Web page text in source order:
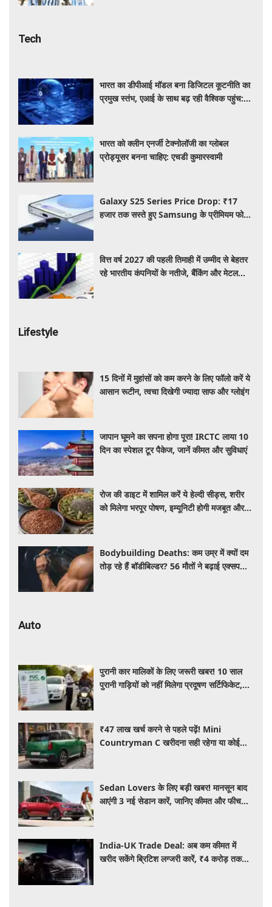
Tech
भारत का डीपीआई मॉडल बना डिजिटल कूटनीति का
प्रमुख स्तंभ, एआई के साथ बढ़ रही वैश्विक पहुंच:
भारत को क्लीन एनर्जी टेक्नोलॉजी का ग्लोबल
प्रोड्यूसर बनना चाहिए: एचडी कुमारस्वामी
Galaxy S25 Series Price Drop: ₹17
हजार तक सस्ते हुए Samsung के प्रीमियम फोन,
वित्त वर्ष 2027 की पहली तिमाही में उम्मीद से बेहतर
रहे भारतीय कंपनियों के नतीजे, बैंकिंग और मेटल
Lifestyle
15 दिनों में मुहांसों को कम करने के लिए फॉलो करें ये
आसान रूटीन, त्वचा दिखेगी ज्यादा साफ और ग्लोइंग
जापान घूमने का सपना होगा पूरा! IRCTC लाया 10
दिन का स्पेशल टूर पैकेज, जानें कीमत और सुविधाएं
रोज की डाइट में शामिल करें ये हेल्दी सीड्स, शरीर
को मिलेगा भरपूर पोषण, इम्यूनिटी होगी मजबूत और
Bodybuilding Deaths: कम उम्र में क्यों दम
तोड़ रहे हैं बॉडीबिल्डर? 56 मौतों ने बढ़ाई एक्सपर्ट्स
Auto
पुरानी कार मालिकों के लिए जरूरी खबर! 10 साल
पुरानी गाड़ियों को नहीं मिलेगा प्रदूषण सर्टिफिकेट,
₹47 लाख खर्च करने से पहले पढ़ें! Mini
Countryman C खरीदना सही रहेगा या कोई
Sedan Lovers के लिए बड़ी खबर! मानसून बाद
आएंगी 3 नई सेडान कारें, जानिए कीमत और फीचर्स
India-UK Trade Deal: अब कम कीमत में
खरीद सकेंगे ब्रिटिश लग्जरी कारें, ₹4 करोड़ तक